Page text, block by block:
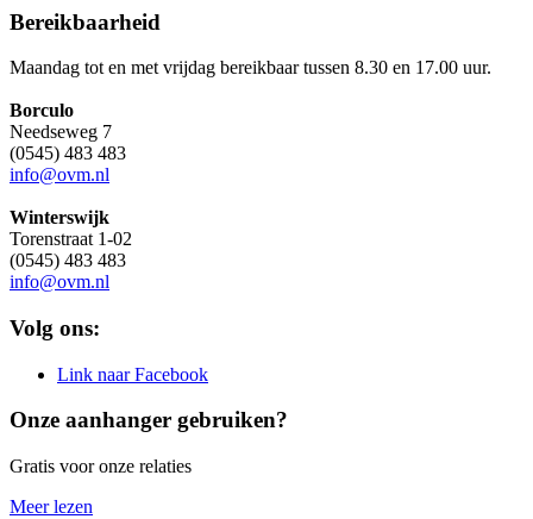
Bereikbaarheid
Maandag tot en met vrijdag bereikbaar tussen 8.30 en 17.00 uur.
Borculo
Needseweg 7
(0545) 483 483
info@ovm.nl
Winterswijk
Torenstraat 1-02
(0545) 483 483
info@ovm.nl
Volg ons:
Link naar Facebook
Onze aanhanger gebruiken?
Gratis voor onze relaties
Meer lezen